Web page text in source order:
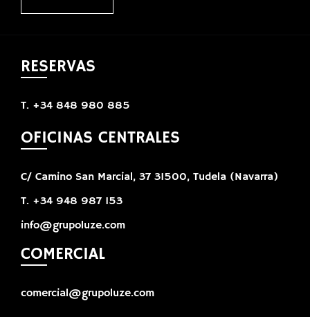
RESERVAS
T. +34 848 980 885
OFICINAS CENTRALES
C/ Camino San Marcial, 37 31500, Tudela (Navarra)
T. +34 948 987 153
info@grupoluze.com
COMERCIAL
comercial@grupoluze.com